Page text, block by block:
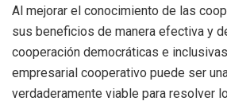
Al mejorar el conocimiento de las
sus beneficios de manera efectiva y
cooperación democráticas e
empresarial cooperativo puede ser
verdaderamente viable para resolver